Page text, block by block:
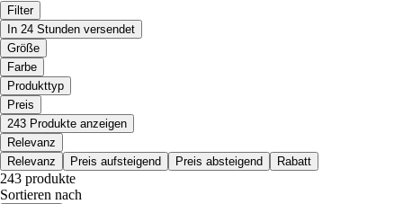
Filter
In 24 Stunden versendet
Größe
Farbe
Produkttyp
Preis
243 Produkte anzeigen
Relevanz
Relevanz
Preis aufsteigend Preis absteigend Rabatt
243 produkte
Sortieren nach